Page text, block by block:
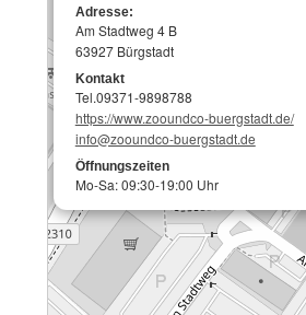
Adresse:
Am Stadtweg 4 B
63927 Bürgstadt
Kontakt
Tel.09371-9898788
https://www.zooundco-buergstadt.de/
info@zooundco-buergstadt.de
Öffnungszeiten
Mo-Sa: 09:30-19:00 Uhr